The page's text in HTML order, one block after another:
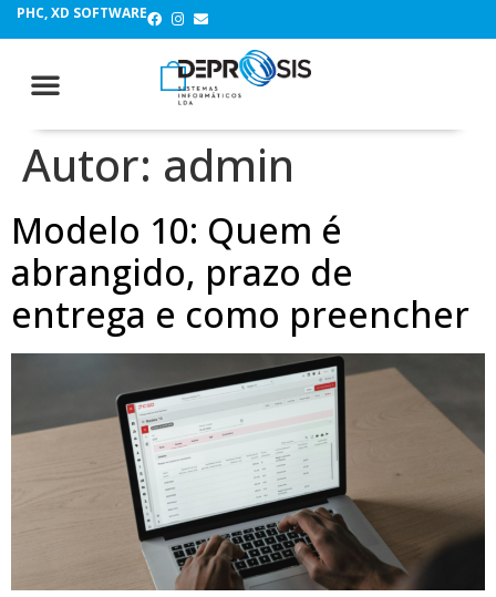
PHC, XD SOFTWARE
Autor: admin
Modelo 10: Quem é
abrangido, prazo de
entrega e como preencher